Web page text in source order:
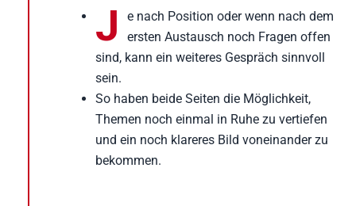
J
e nach Position oder wenn nach dem
ersten Austausch noch Fragen offen
sind, kann ein weiteres Gespräch sinnvoll
sein.
So haben beide Seiten die Möglichkeit,
Themen noch einmal in Ruhe zu vertiefen
und ein noch klareres Bild voneinander zu
bekommen.